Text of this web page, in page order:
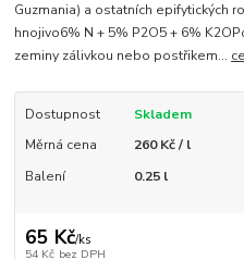
Guzmania) a ostatních epifytických
hnojivo6% N + 5% P2O5 + 6%
zeminy zálivkou nebo postřikem...
Dostupnost
Skladem
Měrná cena
260 Kč / l
Balení
0.25 l
65 Kč/ks
54 Kč bez DPH